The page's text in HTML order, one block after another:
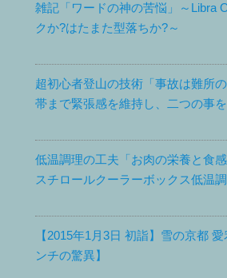
雑記「ワードの神の苦悩」～Libra
クか?はたまた型落ちか?～
超初心者登山の技術「事故は難所
帯まで緊張感を維持し、二つの事を
低温調理の工夫「お肉の栄養と食
スチロールクーラーボックス低温調
【2015年1月3日 初詣】雪の京都
ンチの驚異】